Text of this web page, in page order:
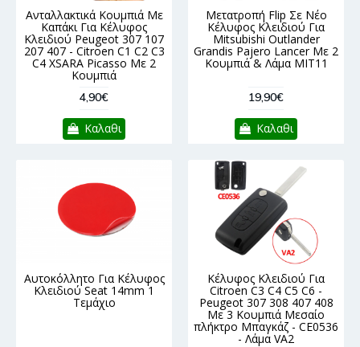
Ανταλλακτικά Κουμπιά Με
Καπάκι Για Κέλυφος
Κλειδιού Peugeot 307 107
207 407 - Citroen C1 C2 C3
C4 XSARA Picasso Με 2
Κουμπιά
4,90€
Καλαθι
Μετατροπή Flip Σε Νέο
Κέλυφος Κλειδιού Για
Mitsubishi Outlander
Grandis Pajero Lancer Με 2
Κουμπιά & Λάμα MIT11
19,90€
Καλαθι
Αυτοκόλλητο Για Κέλυφος
Κλειδιού Seat 14mm 1
Τεμάχιο
Κέλυφος Κλειδιού Για
Citroen C3 C4 C5 C6 -
Peugeot 307 308 407 408
Με 3 Κουμπιά Μεσαίο
πλήκτρο Μπαγκάζ - CE0536
- Λάμα VA2